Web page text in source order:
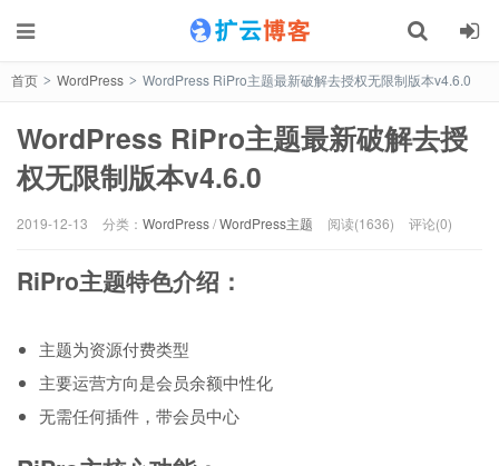
首页 > WordPress > WordPress RiPro主题最新破解去授权无限制版本v4.6.0
WordPress RiPro主题最新破解去授
权无限制版本v4.6.0
2019-12-13 分类： WordPress/WordPress主题 阅读(1636) 评论(0)
RiPro主题特色介绍：
主题为资源付费类型
主要运营方向是会员余额中性化
无需任何插件，带会员中心
记住我的登录 忘记密码 ?